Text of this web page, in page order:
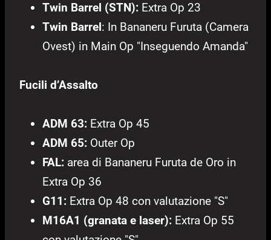
Twin Barrel (STN): Extra Op 23
Twin Barrel: In Bananeru Furuta (Camera
Ovest) in Main Op "Inseguendo Amanda"
Fucili d’Assalto
ADM 63: Extra Op 45
ADM 65: Outer Op
FAL: area di Bananeru Furuta de Oro in
Extra Op 36
G11: Extra Op 48 con valutazione "S"
M16A1 (granata e laser): Extra Op 55